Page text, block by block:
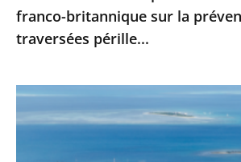
franco-
britannique
la
prévention
des
franco-britannique sur la
traversées pérille...
Nouvelle-
Calédonie